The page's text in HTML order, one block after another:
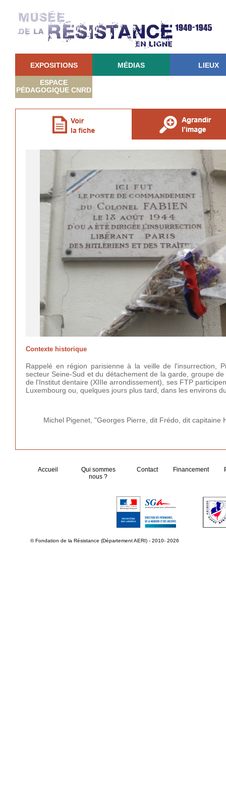
EXPOSITIONS MÉDIAS LIEUX
ESPACE
PÉDAGOGIQUE CNRD
Contexte historique
Rappelé en région parisienne à la veille de l'insurrection,
secteur Seine-Sud et du détachement de la garde, groupe
de l'Institut dentaire (XIIIe arrondissement), ses FTP
Luxembourg ou, quelques jours plus tard, dans les environs
Michel Pigenet, "Georges Pierre, dit Frédo, dit
Accueil
Qui sommes
nous ?
Contact Financement
© Fondation de la Résistance (Département AERI) - 2010- 2026